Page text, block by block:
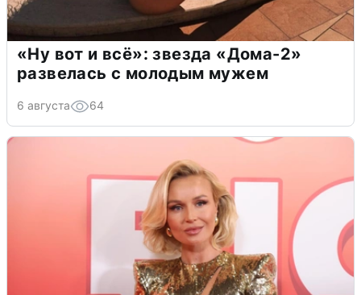
«Ну вот и всё»: звезда «Дома-2»
развелась с молодым мужем
6 августа 64